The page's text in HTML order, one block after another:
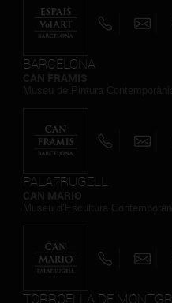
BARCELONA
PALAFRUGELL
TORROELLA DE MONTGRÍ